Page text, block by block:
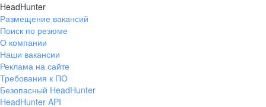
HeadHunter
Размещение вакансий
Поиск по резюме
О компании
Наши вакансии
Реклама на сайте
Требования к ПО
Безопасный HeadHunter
HeadHunter API